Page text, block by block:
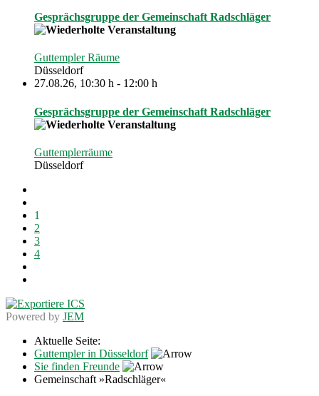
Gesprächsgruppe der Gemeinschaft Radschläger
Guttempler Räume
Düsseldorf
27.08.26, 10:30 h - 12:00 h
Gesprächsgruppe der Gemeinschaft Radschläger
Guttemplerräume
Düsseldorf
1
2
3
4
Powered by JEM
Aktuelle Seite:
Guttempler in Düsseldorf
Sie finden Freunde
Gemeinschaft »Radschläger«